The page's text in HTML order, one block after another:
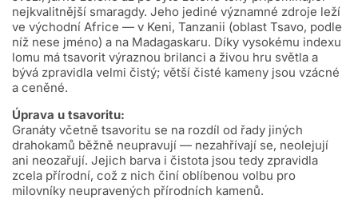
nejkvalitnější smaragdy. Jeho jediné významné zdroje leží
ve východní Africe — v Keni, Tanzanii (oblast Tsavo, podle
níž nese jméno) a na Madagaskaru. Díky vysokému indexu
lomu má tsavorit výraznou brilanci a živou hru světla a
bývá zpravidla velmi čistý; větší čisté kameny jsou vzácné
a ceněné.
Úprava u tsavoritu:
Granáty včetně tsavoritu se na rozdíl od řady jiných
drahokamů běžně neupravují — nezahřívají se, neolejují
ani neozařují. Jejich barva i čistota jsou tedy zpravidla
zcela přírodní, což z nich činí oblíbenou volbu pro
milovníky neupravených přírodních kamenů.